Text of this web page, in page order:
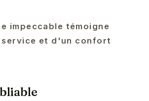
impeccable témoigne
et d'un confort